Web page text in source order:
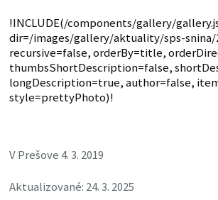
!INCLUDE(/components/gallery/
dir=/images/gallery/aktuality/sps-snina/
recursive=false, orderBy=title,
thumbsShortDescription=false,
longDescription=true, author=false,
style=prettyPhoto)!
V Prešove 4. 3. 2019
Aktualizované: 24. 3. 2025